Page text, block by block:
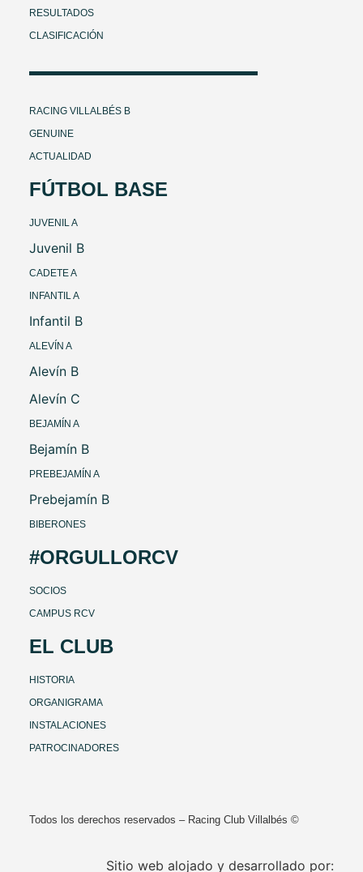
RESULTADOS
CLASIFICACIÓN
RACING VILLALBÉS B
GENUINE
ACTUALIDAD
FÚTBOL BASE
JUVENIL A
Juvenil B
CADETE A
INFANTIL A
Infantil B
ALEVÍN A
Alevín B
Alevín C
BEJAMÍN A
Bejamín B
PREBEJAMÍN A
Prebejamín B
BIBERONES
#ORGULLORCV
SOCIOS
CAMPUS RCV
EL CLUB
HISTORIA
ORGANIGRAMA
INSTALACIONES
PATROCINADORES
Todos los derechos reservados – Racing Club Villalbés ©
Sitio web alojado y desarrollado por: